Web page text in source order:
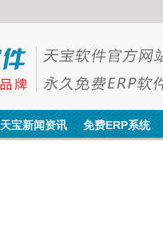
天宝新闻资讯 免费ERP系统